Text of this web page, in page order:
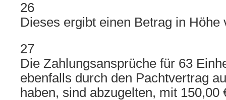
26
Dieses ergibt einen Betrag in Höhe
27
Die Zahlungsansprüche für 63
ebenfalls durch den Pachtvertrag
haben, sind abzugelten, mit 150,00